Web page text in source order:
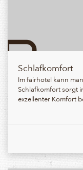
Schlafkomfort
Im fairhotel kann
Schlafkomfort sorgt
exzellenter Komfort